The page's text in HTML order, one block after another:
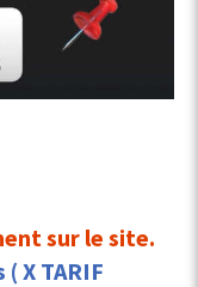
sur le site.
X TARIF